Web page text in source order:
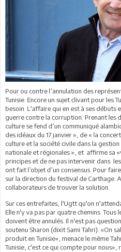
Pour ou contre l’annulation des
Tunisie. Encore un sujet clivant pour les
besoin. L'affaire qui en est à ses débuts
guerre contre la corruption. Prenant les
culture se fend d’un communiqué
des idéaux du 17 janvier », de « la
culture et la société civile dans la
nationale et régionales », et affirme sa
principes et de ne pas intervenir dans
ont fait l’objet d’un consensus. Pour
sur la direction du festival de Carthage.
collaborateurs de trouver la solution.
Sur ces entrefaites, l'Ugtt qu'on
Elle n'y va pas par quatre chemins. Tous
doivent être annulés. Il n'est pas
soutenu Sharon (dixit Sami Tahri). «On
produit en Tunisie«, menace le même
Tunisie, c'est ce qui compte pour